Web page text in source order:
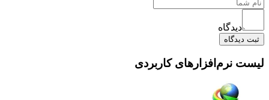
دیدگاه
ثبت دیدگاه
لیست نرم‌افزارهای کاربردی